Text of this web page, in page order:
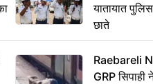
यातायात
छाते
Raebareli
GRP सिपाही